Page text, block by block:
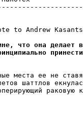
to Andrew
что она делает
места ее не
шаттлов
раковую